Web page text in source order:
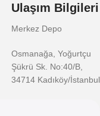
Ulaşım Bilgileri
Merkez Depo
Osmanağa, Yoğurtçu
Şükrü Sk. No:40/B,
34714 Kadıköy/İstanbul